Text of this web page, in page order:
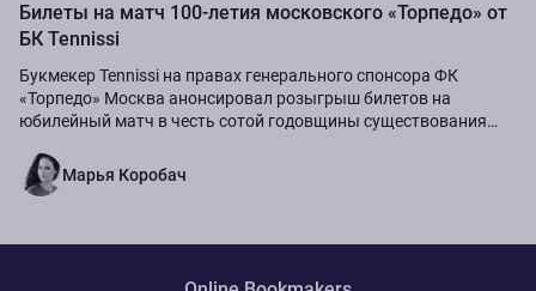
Билеты на матч 100-летия московского «Торпедо» от
БК Tennissi
Букмекер Tennissi на правах генерального спонсора ФК
«Торпедо» Москва анонсировал розыгрыш билетов на
юбилейный матч в честь сотой годовщины существования
Марья Коробач